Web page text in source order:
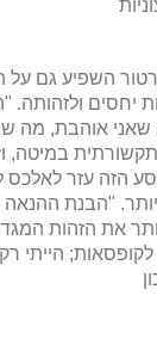
השפיע גם על
יחסים ולזהותה.
אוהבת, מה
תקשורתית במיטה,
הזה עזר
"הבנת ההנאה
את הזהות
הייתי